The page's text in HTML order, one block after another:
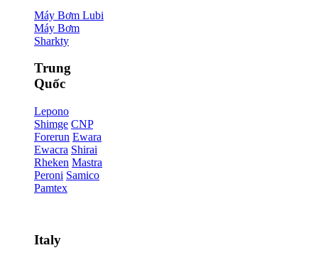
Máy Bơm Lubi
Máy Bơm
Sharkty
Trung
Quốc
Lepono
Shimge CNP
Forerun Ewara
Ewacra Shirai
Rheken Mastra
Peroni Samico
Pamtex
Italy